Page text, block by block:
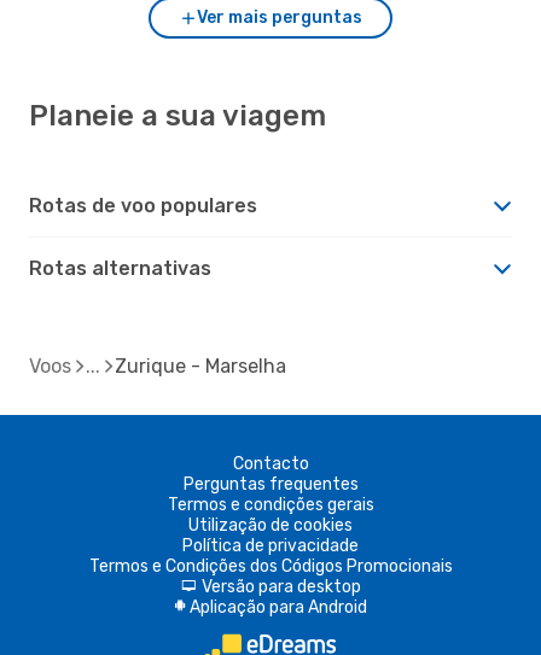
Ver mais perguntas
Planeie a sua viagem
Rotas de voo populares
Rotas alternativas
Voos Zurique - Marselha
Contacto
Perguntas frequentes
Termos e condições gerais
Utilização de cookies
Política de privacidade
Termos e Condições dos Códigos Promocionais
d Versão para desktop
A Aplicação para Android